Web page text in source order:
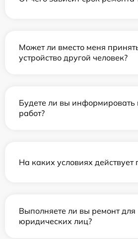
Может ли вместо меня
устройство другой человек?
Будете ли вы информировать
работ?
На каких условиях действует
Выполняете ли вы ремонт для
юридических лиц?